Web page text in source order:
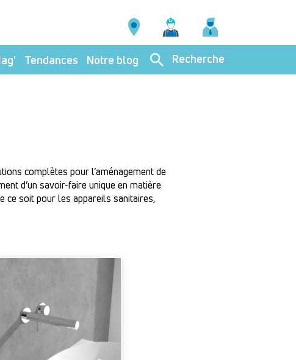
Tendances Notre blog Recherche
complètes pour l’aménagement de
d’un savoir-faire unique en matière
ce soit pour les appareils sanitaires,